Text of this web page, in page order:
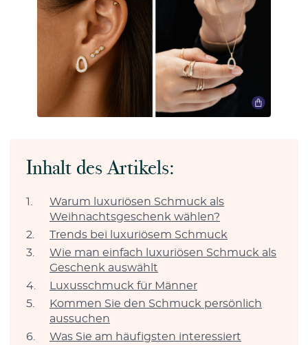
Inhalt des Artikels:
Warum luxuriösen Schmuck als
Weihnachtsgeschenk wählen?
Trends bei luxuriösem Schmuck
Wie man einfach luxuriösen Schmuck als
Geschenk auswählt
Luxusschmuck für Männer
Kommen Sie den Schmuck persönlich
aussuchen
Was Sie am häufigsten interessiert